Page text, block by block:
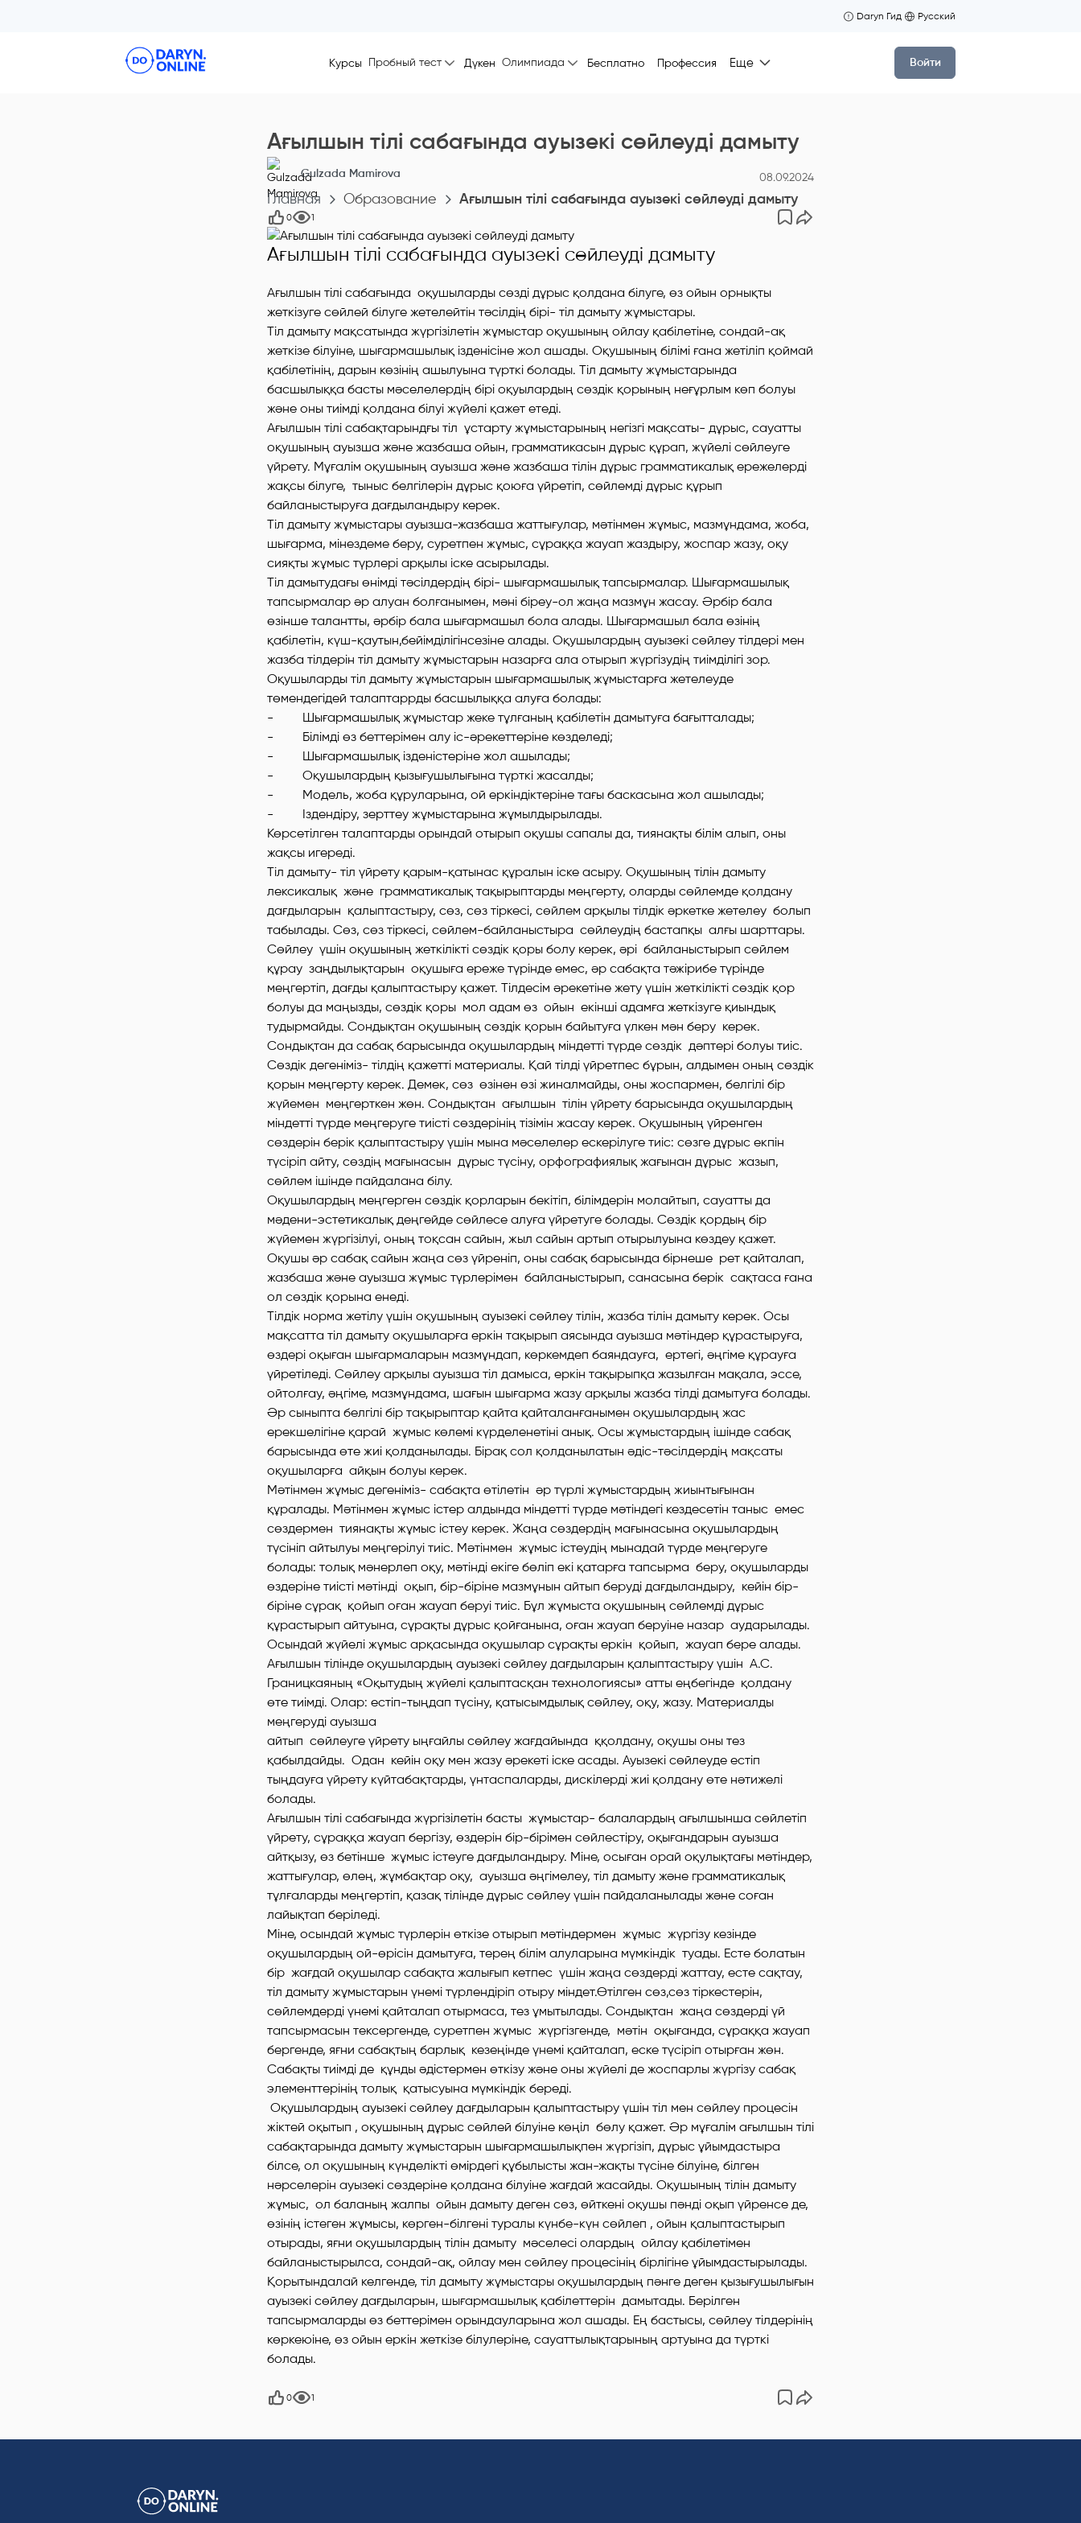
Daryn Гид Русский
Курсы Пробный тест Дүкен Олимпиада Бесплатно Профессия Еще Войти
Ағылшын тілі сабағында ауызекі сөйлеуді дамыту
Gulzada Mamirova 08.09.2024
Главная Образование Ағылшын тілі сабағында ауызекі сөйлеуді дамыту
0 1
Ағылшын тілі сабағында ауызекі сөйлеуді дамыту
Ағылшын тілі сабағында оқушыларды сөзді дұрыс қолдана білуге, өз ойын орнықты
жеткізуге сөйлей білуге жетелейтін тәсілдің бірі- тіл дамыту жұмыстары.
Тіл дамыту мақсатында жүргізілетін жұмыстар оқушының ойлау қабілетіне, сондай-ақ
жеткізе білуіне, шығармашылық ізденісіне жол ашады. Оқушының білімі ғана жетіліп қоймай
қабілетінің, дарын көзінің ашылуына түрткі болады. Тіл дамыту жұмыстарында
басшылыққа басты мәселелердің бірі оқуылардың сөздік қорының неғұрлым көп болуы
және оны тиімді қолдана білуі жүйелі қажет етеді.
Ағылшын тілі сабақтарындғы тіл ұстарту жұмыстарының негізгі мақсаты- дұрыс, сауатты
оқушының ауызша және жазбаша ойын, грамматикасын дұрыс құрап, жүйелі сөйлеуге
үйрету. Мұғалім оқушының ауызша және жазбаша тілін дұрыс грамматикалық ережелерді
жақсы білуге, тыныс белгілерін дұрыс қоюға үйретіп, сөйлемді дұрыс құрып
байланыстыруға дағдыландыру керек.
Тіл дамыту жұмыстары ауызша-жазбаша жаттығулар, мәтінмен жұмыс, мазмұндама, жоба,
шығарма, мінездеме беру, суретпен жұмыс, сұраққа жауап жаздыру, жоспар жазу, оқу
сияқты жұмыс түрлері арқылы іске асырылады.
Тіл дамытудағы өнімді тәсілдердің бірі- шығармашылық тапсырмалар. Шығармашылық
тапсырмалар әр алуан болғанымен, мәні біреу-ол жаңа мазмұн жасау. Әрбір бала
өзінше талантты, әрбір бала шығармашыл бола алады. Шығармашыл бала өзінің
қабілетін, күш-қаутын,бейімділігінсезіне алады. Оқушылардың ауызекі сөйлеу тілдері мен
жазба тілдерін тіл дамыту жұмыстарын назарға ала отырып жүргізудің тиімділігі зор.
Оқушыларды тіл дамыту жұмыстарын шығармашылық жұмыстарға жетелеуде
төмендегідей талаптаррды басшылыққа алуға болады:
- Шығармашылық жұмыстар жеке тұлғаның қабілетін дамытуға бағытталады;
- Білімді өз беттерімен алу іс-әрекеттеріне көзделеді;
- Шығармашылық ізденістеріне жол ашылады;
- Оқушылардың қызығушылығына түрткі жасалды;
- Модель, жоба құруларына, ой еркіндіктеріне тағы баскасына жол ашылады;
- Іздендіру, зерттеу жұмыстарына жұмылдырылады.
Көрсетілген талаптарды орындай отырып оқушы сапалы да, тиянақты білім алып, оны
жақсы игереді.
Тіл дамыту- тіл үйрету қарым-қатынас құралын іске асыру. Оқушының тілін дамыту
лексикалық және грамматикалық тақырыптарды меңгерту, оларды сөйлемде қолдану
дағдыларын қалыптастыру, сөз, сөз тіркесі, сөйлем арқылы тілдік әркетке жетелеу болып
табылады. Сөз, сөз тіркесі, сөйлем-байланыстыра сөйлеудің бастапқы алғы шарттары.
Сөйлеу үшін оқушының жеткілікті сөздік қоры болу керек, әрі байланыстырып сөйлем
құрау заңдылықтарын оқушыға ереже түрінде емес, әр сабақта тәжірибе түрінде
меңгертіп, дағды қалыптастыру қажет. Тілдесім әрекетіне жету үшін жеткілікті сөздік қор
болуы да маңызды, сөздік қоры мол адам өз ойын екінші адамға жеткізуге қиындық
тудырмайды. Сондықтан оқушының сөздік қорын байытуға үлкен мән беру керек.
Сондықтан да сабақ барысында оқушылардың міндетті түрде сөздік дәптері болуы тиіс.
Сөздік дегеніміз- тілдің қажетті материалы. Қай тілді үйретпес бұрын, алдымен оның сөздік
қорын меңгерту керек. Демек, сөз өзінен өзі жиналмайды, оны жоспармен, белгілі бір
жүйемен меңгерткен жөн. Сондықтан ағылшын тілін үйрету барысында оқушылардың
міндетті түрде меңгеруге тиісті сөздерінің тізімін жасау керек. Оқушының үйренген
сөздерін берік қалыптастыру үшін мына мәселелер ескерілуге тиіс: сөзге дұрыс екпін
түсіріп айту, сөздің мағынасын дұрыс түсіну, орфографиялық жағынан дұрыс жазып,
сөйлем ішінде пайдалана білу.
Оқушылардың меңгерген сөздік қорларын бекітіп, білімдерін молайтып, сауатты да
мәдени-эстетикалық деңгейде сөйлесе алуға үйретуге болады. Сөздік қордың бір
жүйемен жүргізілуі, оның тоқсан сайын, жыл сайын артып отырылуына көздеу қажет.
Оқушы әр сабақ сайын жаңа сөз үйреніп, оны сабақ барысында бірнеше рет қайталап,
жазбаша және ауызша жұмыс түрлерімен байланыстырып, санасына берік сақтаса ғана
ол сөздік қорына енеді.
Тілдік норма жетілу үшін оқушының ауызекі сөйлеу тілін, жазба тілін дамыту керек. Осы
мақсатта тіл дамыту оқушыларға еркін тақырып аясында ауызша мәтіндер құрастыруға,
өздері оқыған шығармаларын мазмұндап, көркемдеп баяндауға, ертегі, әңгіме құрауға
үйретіледі. Сөйлеу арқылы ауызша тіл дамыса, еркін тақырыпқа жазылған мақала, эссе,
ойтолғау, әңгіме, мазмұндама, шағын шығарма жазу арқылы жазба тілді дамытуға болады.
Әр сыныпта белгілі бір тақырыптар қайта қайталанғанымен оқушылардың жас
ерекшелігіне қарай жұмыс көлемі күрделенетіні анық. Осы жұмыстардың ішінде сабақ
барысында өте жиі қолданылады. Бірақ сол қолданылатын әдіс-тәсілдердің мақсаты
оқушыларға айқын болуы керек.
Мәтінмен жұмыс дегеніміз- сабақта өтілетін әр түрлі жұмыстардың жиынтығынан
құралады. Мәтінмен жұмыс істер алдында міндетті түрде мәтіндегі кездесетін таныс емес
сөздермен тиянақты жұмыс істеу керек. Жаңа сөздердің мағынасына оқушылардың
түсініп айтылуы меңгерілуі тиіс. Мәтінмен жұмыс істеудің мынадай түрде меңгеруге
болады: толық мәнерлеп оқу, мәтінді екіге бөліп екі қатарға тапсырма беру, оқушыларды
өздеріне тиісті мәтінді оқып, бір-біріне мазмұнын айтып беруді дағдыландыру, кейін бір-
біріне сұрақ қойып оған жауап беруі тиіс. Бұл жұмыста оқушының сөйлемді дұрыс
құрастырып айтуына, сұрақты дұрыс қойғанына, оған жауап беруіне назар аударылады.
Осындай жүйелі жұмыс арқасында оқушылар сұрақты еркін қойып, жауап бере алады.
Ағылшын тілінде оқушылардың ауызекі сөйлеу дағдыларын қалыптастыру үшін А.С.
Границкаяның «Оқытудың жүйелі қалыптасқан технологиясы» атты еңбегінде қолдану
өте тиімді. Олар: естіп-тыңдап түсіну, қатысымдылық сөйлеу, оқу, жазу. Материалды
меңгеруді ауызша
айтып сөйлеуге үйрету ыңғайлы сөйлеу жағдайында ққолдану, оқушы оны тез
қабылдайды. Одан кейін оқу мен жазу әрекеті іске асады. Ауызекі сөйлеуде естіп
тыңдауға үйрету күйтабақтарды, үнтаспаларды, дискілерді жиі қолдану өте нәтижелі
болады.
Ағылшын тілі сабағында жүргізілетін басты жұмыстар- балалардың ағылшынша сөйлетіп
үйрету, сұраққа жауап бергізу, өздерін бір-бірімен сөйлестіру, оқығандарын ауызша
айтқызу, өз бетінше жұмыс істеуге дағдыландыру. Міне, осыған орай оқулықтағы мәтіндер,
жаттығулар, өлең, жұмбақтар оқу, ауызша әңгімелеу, тіл дамыту және грамматикалық
тұлғаларды меңгертіп, қазақ тілінде дұрыс сөйлеу үшін пайдаланылады және соған
лайықтап беріледі.
Міне, осындай жұмыс түрлерін өткізе отырып мәтіндермен жұмыс жүргізу кезінде
оқушылардың ой-өрісін дамытуға, терең білім алуларына мүмкіндік туады. Есте болатын
бір жағдай оқушылар сабақта жалығып кетпес үшін жаңа сөздерді жаттау, есте сақтау,
тіл дамыту жұмыстарын үнемі түрлендіріп отыру міндет.Өтілген сөз,сөз тіркестерін,
сөйлемдерді үнемі қайталап отырмаса, тез ұмытылады. Сондықтан жаңа сөздерді үй
тапсырмасын тексергенде, суретпен жұмыс жүргізгенде, мәтін оқығанда, сұраққа жауап
бергенде, яғни сабақтың барлық кезеңінде үнемі қайталап, еске түсіріп отырған жөн.
Сабақты тиімді де құнды әдістермен өткізу және оны жүйелі де жоспарлы жүргізу сабақ
элементтерінің толық қатысуына мүмкіндік береді.
Оқушылардың ауызекі сөйлеу дағдыларын қалыптастыру үшін тіл мен сөйлеу процесін
жіктей оқытып , оқушының дұрыс сөйлей білуіне көңіл бөлу қажет. Әр мұғалім ағылшын тілі
сабақтарында дамыту жұмыстарын шығармашылықпен жүргізіп, дұрыс ұйымдастыра
білсе, ол оқушының күнделікті өмірдегі құбылысты жан-жақты түсіне білуіне, білген
нәрселерін ауызекі сөздеріне қолдана білуіне жағдай жасайды. Оқушының тілін дамыту
жұмыс, ол баланың жалпы ойын дамыту деген сөз, өйткені оқушы пәнді оқып үйренсе де,
өзінің істеген жұмысы, көрген-білгені туралы күнбе-күн сөйлеп , ойын қалыптастырып
отырады, яғни оқушылардың тілін дамыту мәселесі олардың ойлау қабілетімен
байланыстырылса, сондай-ақ, ойлау мен сөйлеу процесінің бірлігіне ұйымдастырылады.
Қорытындалай келгенде, тіл дамыту жұмыстары оқушылардың пәнге деген қызығушылығын
ауызекі сөйлеу дағдыларын, шығармашылық қабілеттерін дамытады. Берілген
тапсырмаларды өз беттерімен орындауларына жол ашады. Ең бастысы, сөйлеу тілдерінің
көркеюіне, өз ойын еркін жеткізе білулеріне, сауаттылықтарының артуына да түрткі
болады.
0 1